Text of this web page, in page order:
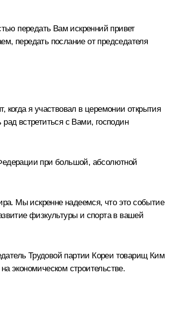
передать Вам искренний привет
передать послание от председателя
я участвовал в церемонии открытия
встретиться с Вами, господин
при большой, абсолютной
Мы искренне надеемся, что это событие
физкультуры и спорта в вашей
Трудовой партии Кореи товарищ Ким
экономическом строительстве.